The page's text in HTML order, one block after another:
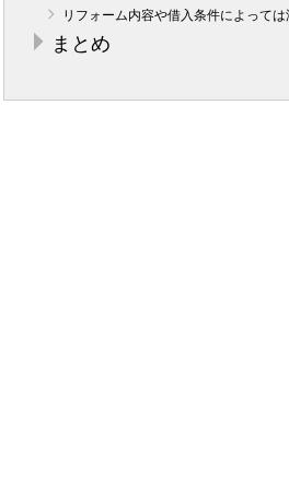
リフォーム内容や借入条件によっては
まとめ